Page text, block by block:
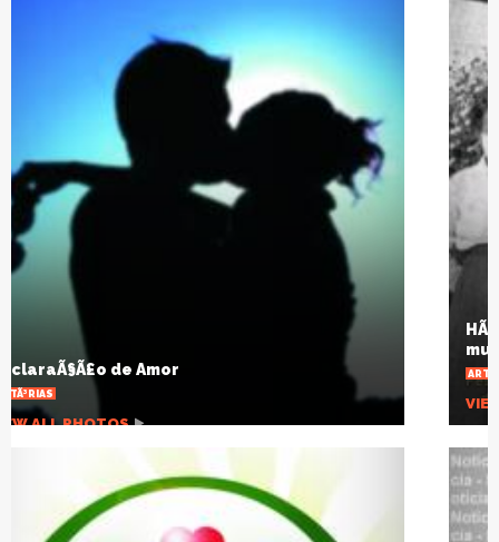
HÃ¡ um sÃ©culo a gripe espanhola mudou o
ARTIGOS
VIEW ALL PHOTOS